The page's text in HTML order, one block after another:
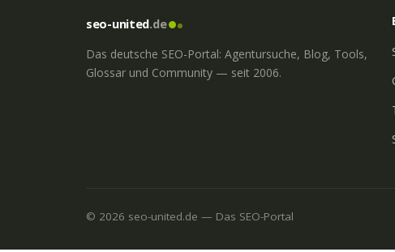
seo-united.de
Das deutsche SEO-Portal: Agentursuche, Blog, Tools,
Glossar und Community — seit 2006.
© 2026 seo-united.de — Das SEO-Portal